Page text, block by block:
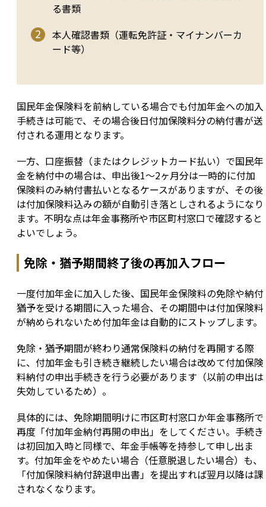
る書類
本人確認書類（運転免許証・マイナンバーカ
ード等）
国民年金保険料を前納している場合でも付加年金への加入
手続きは可能で、その場合後日付加保険料分の納付書が送
付される運用となります。
一方、口座振替（またはクレジットカード払い）で国民年
金を納付中の場合は、申出後1～2ヶ月分は一時的に付加
保険料のみ納付書払いとなるケースがありますが、その後
は付加保険料込みの額が自動引き落としされるようになり
ます。不明な点は年金事務所や市区町村窓口で確認すると
よいでしょう。
免除・猶予期間終了後の再加入フロー
一度付加年金に加入した後、国民年金保険料の免除や納付
猶予を受ける期間に入った場合、その期間中は付加保険料
が納められないため付加年金は自動的にストップします。
免除・猶予期間が終わり通常保険料の納付を再開する際
に、付加年金も引き続き継続したい場合は改めて付加保険
料納付の申出手続きを行う必要があります（以前の申出は
失効しているため）。
具体的には、免除期間明けに市区町村窓口か年金事務所で
再度「付加年金納付再開の申出」をしてください。手続き
は初回加入時と同様で、年金手帳等を持参して申し出ま
す。付加年金をやめたい場合（任意脱退したい場合）も、
「付加保険料納付辞退申出書」を提出すれば翌月以降は課
されなくなります。